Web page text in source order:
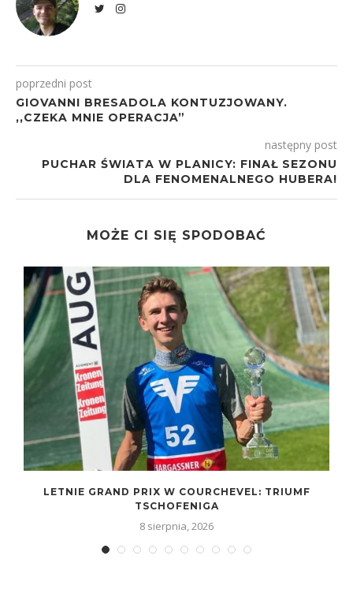
poprzedni post
GIOVANNI BRESADOLA KONTUZJOWANY.
,,CZEKA MNIE OPERACJA”
następny post
PUCHAR ŚWIATA W PLANICY: FINAŁ SEZONU
DLA FENOMENALNEGO HUBERA!
MOŻE CI SIĘ SPODOBAĆ
LETNIE GRAND PRIX W COURCHEVEL: TRIUMF
TSCHOFENIGA
8 sierpnia, 2026